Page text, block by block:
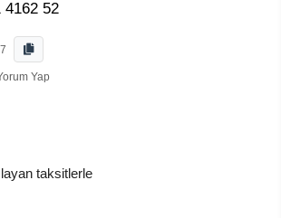
4162 52
Yap
taksitlerle